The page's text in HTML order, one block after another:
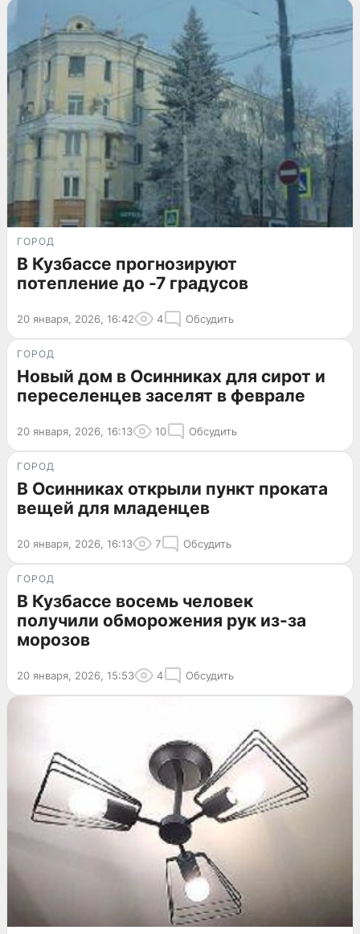
ГОРОД
В Кузбассе прогнозируют
потепление до -7 градусов
20 января, 2026, 16:42 4 Обсудить
ГОРОД
Новый дом в Осинниках для сирот и
переселенцев заселят в феврале
20 января, 2026, 16:13 10 Обсудить
ГОРОД
В Осинниках открыли пункт проката
вещей для младенцев
20 января, 2026, 16:13 7 Обсудить
ГОРОД
В Кузбассе восемь человек
получили обморожения рук из-за
морозов
20 января, 2026, 15:53 4 Обсудить